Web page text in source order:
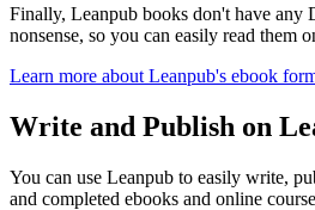
Finally, Leanpub books don't have any
nonsense, so you can easily read them
Learn more about Leanpub's ebook
Write and Publish on
You can use Leanpub to easily write,
and completed ebooks and online